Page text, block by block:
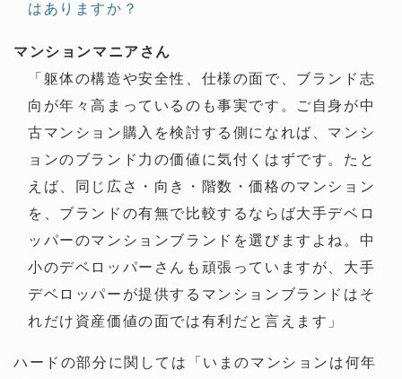
はありますか？
マンションマニアさん
「躯体の構造や安全性、仕様の面で、ブランド志
向が年々高まっているのも事実です。ご自身が中
古マンション購入を検討する側になれば、マンシ
ョンのブランド力の価値に気付くはずです。たと
えば、同じ広さ・向き・階数・価格のマンション
を、ブランドの有無で比較するならば大手デベロ
ッパーのマンションブランドを選びますよね。中
小のデベロッパーさんも頑張っていますが、大手
デベロッパーが提供するマンションブランドはそ
れだけ資産価値の面では有利だと言えます」
ハードの部分に関しては「いまのマンションは何年